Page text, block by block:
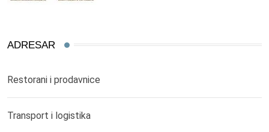
ADRESAR
Restorani i prodavnice
Transport i logistika